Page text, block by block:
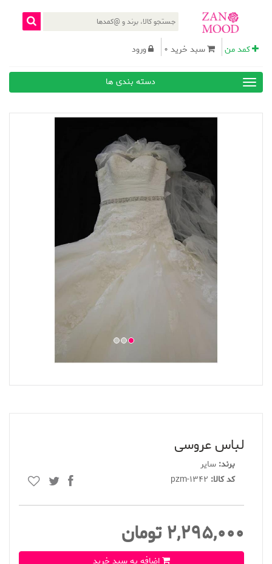
کمد من سبد خرید 0 ورود
دسته بندی ها
لباس عروسی
برند: سایر
کد کالا:
2,295,000 تومان